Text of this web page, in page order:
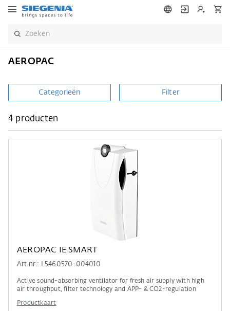
AEROPAC
Categorieën Filter
4 producten
AEROPAC IE SMART
Art.nr.: L5460570-004010
Active sound-absorbing ventilator for fresh air supply with high
air throughput, filter technology and APP- & CO2-regulation
Productkaart